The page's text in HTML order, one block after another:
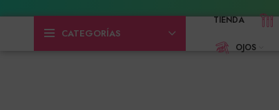
CATEGORÍAS
TIENDA
OJOS